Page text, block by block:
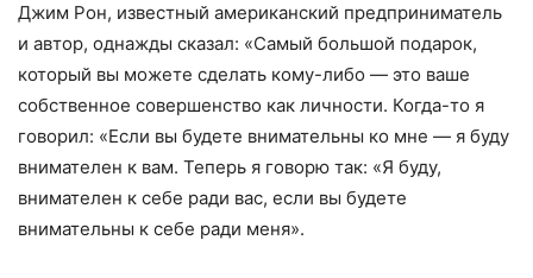
Джим Рон, известный американский предприниматель
и автор, однажды сказал: «Самый большой подарок,
который вы можете сделать кому-либо — это ваше
собственное совершенство как личности. Когда-то я
говорил: «Если вы будете внимательны ко мне — я буду
внимателен к вам. Теперь я говорю так: «Я буду,
внимателен к себе ради вас, если вы будете
внимательны к себе ради меня».